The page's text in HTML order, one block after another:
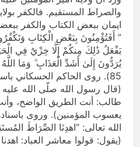
والصراط المستقيم. فالكفر
ايمان ببعض الكتاب والكفر
” أَفَتُؤْمِنُونَ بِبَعْضِ الْكِتَابِ
يَفْعَلُ ذَٰلِكَ مِنكُمْ إِلَّا خِزْيٌ فِي
يُرَدُّونَ إِلَىٰ أَشَدِّ الْعَذَابِ ۗ وَمَا
85). روى الحاكم الحسكاني
(قال رسول الله صلّى الله
طالب: أنت الطريق الواضح،
يعسوب المؤمنين). وروى
(يقول: قولوا معاشر العباد: